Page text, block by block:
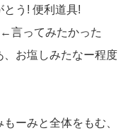
う! 便利道具!
言ってみたかった
、お塩しみたなー程度
ーみと全体をもむ、